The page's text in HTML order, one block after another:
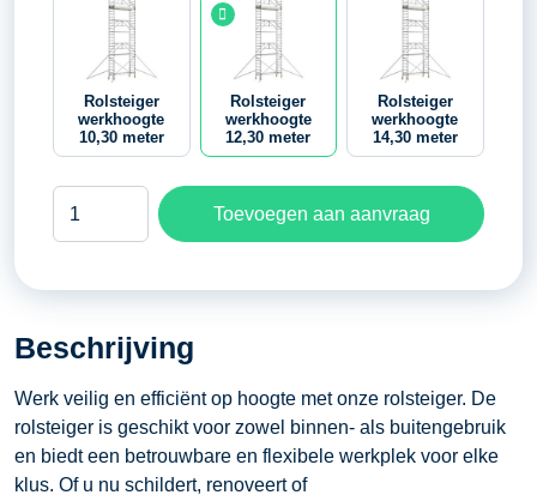
Rolsteiger
werkhoogte
10,30 meter
Rolsteiger
werkhoogte
12,30 meter
Rolsteiger
werkhoogte
14,30 meter
meter
Toevoegen aan aanvraag
Beschrijving
Werk veilig en efficiënt op hoogte met onze rolsteiger. De
rolsteiger is geschikt voor zowel binnen- als buitengebruik
en biedt een betrouwbare en flexibele werkplek voor elke
klus. Of u nu schildert, renoveert of